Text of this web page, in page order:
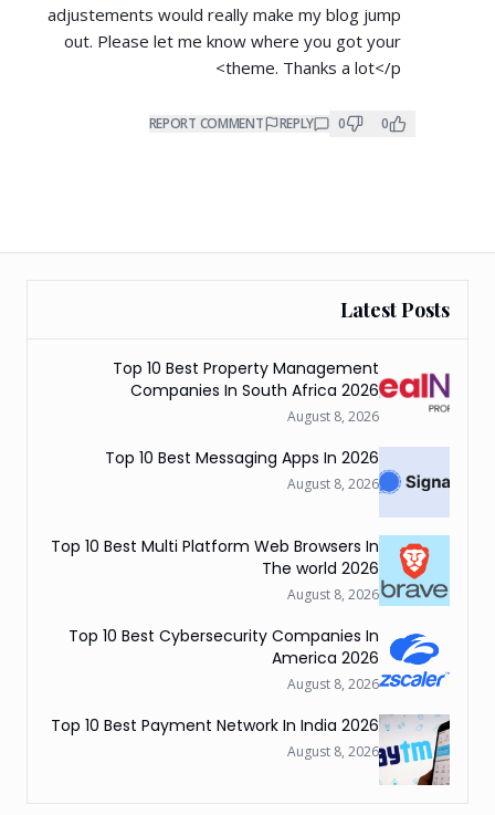
adjustements would really make my blog jump
out. Please let me know where you got your
theme. Thanks a lot</p>
0
0
REPLY
REPORT COMMENT
Latest Posts
Top 10 Best Property Management
Companies In South Africa 2026
August 8, 2026
Top 10 Best Messaging Apps In 2026
August 8, 2026
Top 10 Best Multi Platform Web Browsers In
The world 2026
August 8, 2026
Top 10 Best Cybersecurity Companies In
America 2026
August 8, 2026
Top 10 Best Payment Network In India 2026
August 8, 2026